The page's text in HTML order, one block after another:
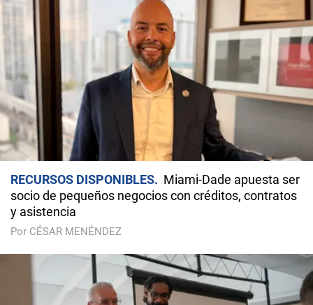
RECURSOS DISPONIBLES
Miami-Dade apuesta ser
socio de pequeños negocios con créditos, contratos
y asistencia
Por CÉSAR MENÉNDEZ